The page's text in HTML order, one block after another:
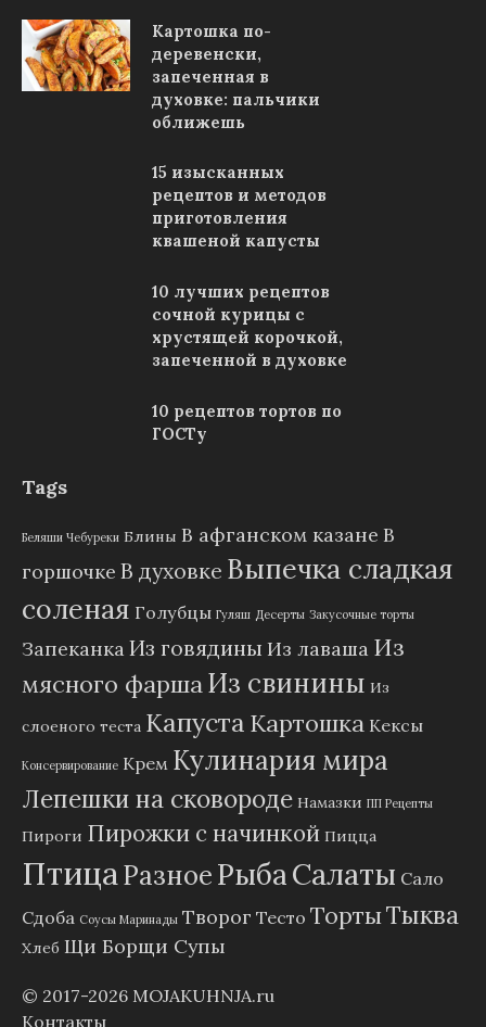
Картошка по-
деревенски,
запеченная в
духовке: пальчики
оближешь
15 изысканных
рецептов и методов
приготовления
квашеной капусты
10 лучших рецептов
сочной курицы с
хрустящей корочкой,
запеченной в духовке
10 рецептов тортов по
ГОСТу
Tags
Беляши Чебуреки Блины В афганском казане В
горшочке В духовке Выпечка сладкая
соленая Голубцы Гуляш Десерты Закусочные торты
ЗапеканкаИз говядины Из лаваша Из
мясного фаршаИз свинины Из
слоеного теста Капуста Картошка Кексы
Консервирование Крем Кулинария мира
Лепешки на сковороде Намазки ПП Рецепты
Пироги Пирожки с начинкой Пицца
ПтицаРазноеРыбаСалаты Сало
Сдоба Соусы Маринады Творог Тесто ТортыТыква
Хлеб Щи Борщи Супы
© 2017-2026 MOJAKUHNJA.ru
Контакты